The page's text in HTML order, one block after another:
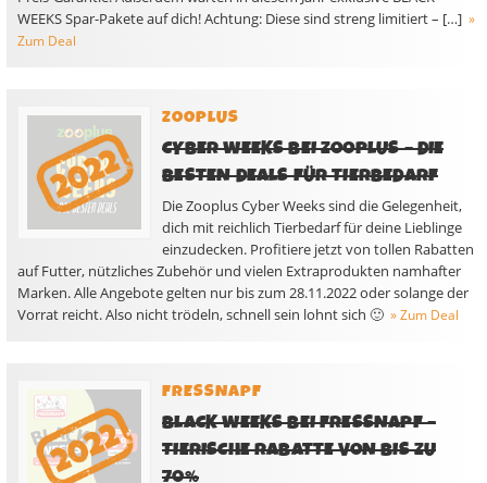
WEEKS Spar-Pakete auf dich! Achtung: Diese sind streng limitiert – […] »
Zum Deal
ZOOPLUS
CYBER WEEKS BEI ZOOPLUS – DIE
BESTEN DEALS FÜR TIERBEDARF
Die Zooplus Cyber Weeks sind die Gelegenheit,
dich mit reichlich Tierbedarf für deine Lieblinge
einzudecken. Profitiere jetzt von tollen Rabatten
auf Futter, nützliches Zubehör und vielen Extraprodukten namhafter
Marken. Alle Angebote gelten nur bis zum 28.11.2022 oder solange der
Vorrat reicht. Also nicht trödeln, schnell sein lohnt sich 🙂 » Zum Deal
FRESSNAPF
BLACK WEEKS BEI FRESSNAPF –
TIERISCHE RABATTE VON BIS ZU
70%